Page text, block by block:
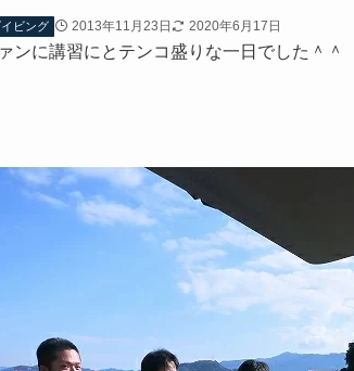
ビング 2013年11月23日 2020年6月17日
ンに講習にとテンコ盛りな一日でした＾＾